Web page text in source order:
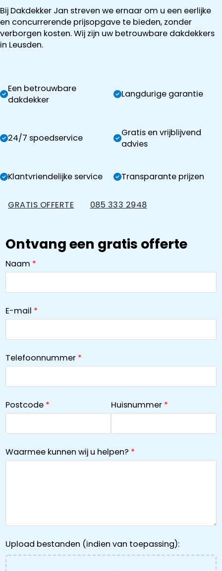
Bij Dakdekker Jan streven we ernaar om u een eerlijke
en concurrerende prijsopgave te bieden, zonder
verborgen kosten. Wij zijn uw betrouwbare dakdekkers
in Leusden.
Een betrouwbare
dakdekker
Langdurige garantie
24/7 spoedservice
Gratis en vrijblijvend
advies
Klantvriendelijke service Transparante prijzen
GRATIS OFFERTE 085 333 2948
Ontvang een gratis offerte
Naam
E-mail
Telefoonnummer
Postcode Huisnummer
Waarmee kunnen wij u helpen?
Upload bestanden (indien van toepassing):